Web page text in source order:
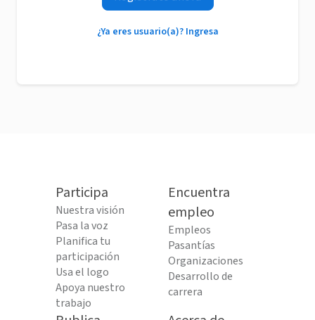
¿Ya eres usuario(a)? Ingresa
Participa
Nuestra visión
Pasa la voz
Planifica tu
participación
Usa el logo
Apoya nuestro
trabajo
Encuentra
empleo
Empleos
Pasantías
Organizaciones
Desarrollo de
carrera